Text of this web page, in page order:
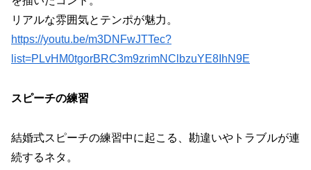
リアルな雰囲気とテンポが魅力。
https://youtu.be/m3DNFwJTTec?
list=PLvHM0tgorBRC3m9zrimNClbzuYE8IhN9E
スピーチの練習
結婚式スピーチの練習中に起こる、勘違いやトラブルが連
続するネタ。